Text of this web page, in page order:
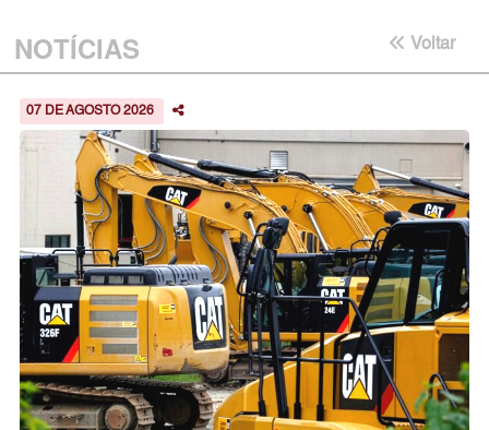
NOTÍCIAS Voltar
07 DE AGOSTO 2026